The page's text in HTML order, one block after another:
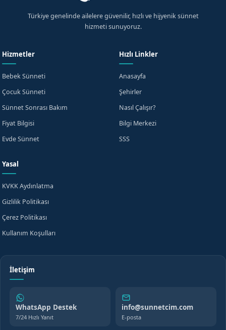
Türkiye genelinde ailelere güvenilir, hızlı ve hijyenik sünnet
hizmeti sunuyoruz.
Hizmetler
Bebek Sünneti
Çocuk Sünneti
Sünnet Sonrası Bakım
Fiyat Bilgisi
Evde Sünnet
Hızlı Linkler
Anasayfa
Şehirler
Nasıl Çalışır?
Bilgi Merkezi
SSS
Yasal
KVKK Aydınlatma
Gizlilik Politikası
Çerez Politikası
Kullanım Koşulları
İletişim
WhatsApp Destek
7/24 Hızlı Yanıt
info@sunnetcim.com
E-posta